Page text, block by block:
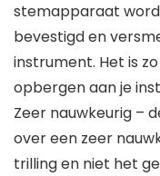
stemapparaat
bevestigd en
instrument. Het is
opbergen aan je
Zeer nauwkeurig –
over een zeer
trilling en niet het